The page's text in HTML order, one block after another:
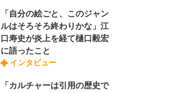
「自分の絵ごと、このジャン
ルはそろそろ終わりかな」江
口寿史が炎上を経て樋口毅宏
に語ったこと
インタビュー
「カルチャーは引用の歴史で